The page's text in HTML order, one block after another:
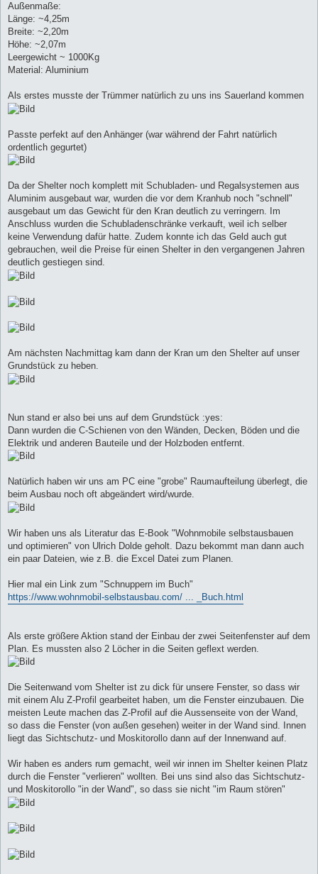
Außenmaße:
Länge: ~4,25m
Breite: ~2,20m
Höhe: ~2,07m
Leergewicht ~ 1000Kg
Material: Aluminium
Als erstes musste der Trümmer natürlich zu uns ins Sauerland kommen
Passte perfekt auf den Anhänger (war während der Fahrt natürlich
ordentlich gegurtet)
Da der Shelter noch komplett mit Schubladen- und Regalsystemen aus
Aluminim ausgebaut war, wurden die vor dem Kranhub noch "schnell"
ausgebaut um das Gewicht für den Kran deutlich zu verringern. Im
Anschluss wurden die Schubladenschränke verkauft, weil ich selber
keine Verwendung dafür hatte. Zudem konnte ich das Geld auch gut
gebrauchen, weil die Preise für einen Shelter in den vergangenen Jahren
deutlich gestiegen sind.
Am nächsten Nachmittag kam dann der Kran um den Shelter auf unser
Grundstück zu heben.
Nun stand er also bei uns auf dem Grundstück :yes:
Dann wurden die C-Schienen von den Wänden, Decken, Böden und die
Elektrik und anderen Bauteile und der Holzboden entfernt.
Natürlich haben wir uns am PC eine "grobe" Raumaufteilung überlegt, die
beim Ausbau noch oft abgeändert wird/wurde.
Wir haben uns als Literatur das E-Book "Wohnmobile selbstausbauen
und optimieren" von Ulrich Dolde geholt. Dazu bekommt man dann auch
ein paar Dateien, wie z.B. die Excel Datei zum Planen.
Hier mal ein Link zum "Schnuppern im Buch"
https://www.wohnmobil-selbstausbau.com/ ... _Buch.html
Als erste größere Aktion stand der Einbau der zwei Seitenfenster auf dem
Plan. Es mussten also 2 Löcher in die Seiten geflext werden.
Die Seitenwand vom Shelter ist zu dick für unsere Fenster, so dass wir
mit einem Alu Z-Profil gearbeitet haben, um die Fenster einzubauen. Die
meisten Leute machen das Z-Profil auf die Aussenseite von der Wand,
so dass die Fenster (von außen gesehen) weiter in der Wand sind. Innen
liegt das Sichtschutz- und Moskitorollo dann auf der Innenwand auf.
Wir haben es anders rum gemacht, weil wir innen im Shelter keinen Platz
durch die Fenster "verlieren" wollten. Bei uns sind also das Sichtschutz-
und Moskitorollo "in der Wand", so dass sie nicht "im Raum stören"